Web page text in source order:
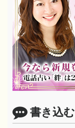
書き込む